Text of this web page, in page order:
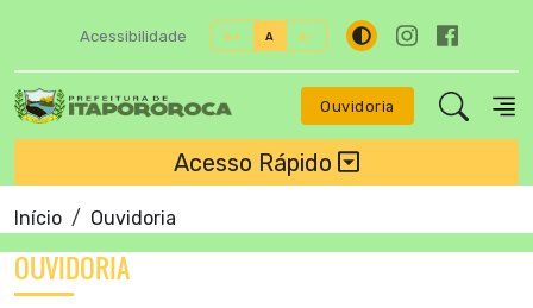
Acessibilidade A+ A A-
Ouvidoria
Acesso Rápido
Início Ouvidoria
OUVIDORIA